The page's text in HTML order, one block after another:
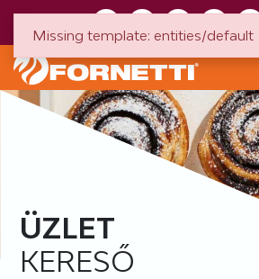
ÜZLET
KERESŐ
Missing template: entities/default